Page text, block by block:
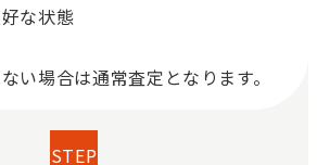
な状態
い場合は通常査定となります。